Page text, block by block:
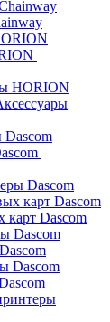
HORION
Dascom
карт Dascom